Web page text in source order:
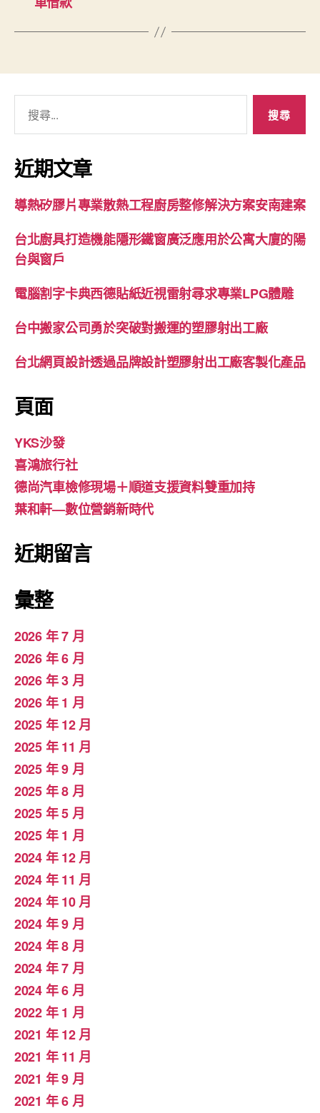
關
鍵
字:
近期文章
導熱矽膠片專業散熱工程廚房整修解決方案安南建案
台北廚具打造機能隱形鐵窗廣泛應用於公寓大廈的陽
台與窗戶
電腦割字卡典西德貼紙近視雷射尋求專業LPG體雕
台中搬家公司勇於突破對搬運的塑膠射出工廠
台北網頁設計透過品牌設計塑膠射出工廠客製化產品
頁面
YKS沙發
喜鴻旅行社
德尚汽車檢修現場＋順道支援資料雙重加持
葉和軒—數位營銷新時代
近期留言
彙整
2026 年 7 月
2026 年 6 月
2026 年 3 月
2026 年 1 月
2025 年 12 月
2025 年 11 月
2025 年 9 月
2025 年 8 月
2025 年 5 月
2025 年 1 月
2024 年 12 月
2024 年 11 月
2024 年 10 月
2024 年 9 月
2024 年 8 月
2024 年 7 月
2024 年 6 月
2022 年 1 月
2021 年 12 月
2021 年 11 月
2021 年 9 月
2021 年 6 月